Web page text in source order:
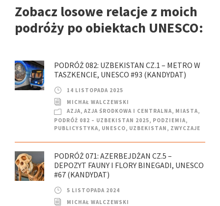
Zobacz losowe relacje z moich
podróży po obiektach UNESCO:
PODRÓŻ 082: UZBEKISTAN CZ.1 – METRO W
TASZKENCIE, UNESCO #93 (KANDYDAT)
14 LISTOPADA 2025
MICHAŁ WALCZEWSKI
AZJA, AZJA ŚRODKOWA I CENTRALNA, MIASTA,
PODRÓŻ 082 – UZBEKISTAN 2025, PODZIEMIA,
PUBLICYSTYKA, UNESCO, UZBEKISTAN , ZWYCZAJE
PODRÓŻ 071: AZERBEJDŻAN CZ.5 –
DEPOZYT FAUNY I FLORY BINEGADI, UNESCO
#67 (KANDYDAT)
5 LISTOPADA 2024
MICHAŁ WALCZEWSKI